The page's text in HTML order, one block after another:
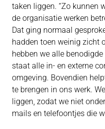
taken liggen. “Zo kunnen
de organisatie werken
Dat ging normaal
hadden toen weinig zicht
hebben we alle
staat alle in- en externe
omgeving. Bovendien
te brengen in ons werk.
liggen, zodat we niet
mails en telefoontjes die